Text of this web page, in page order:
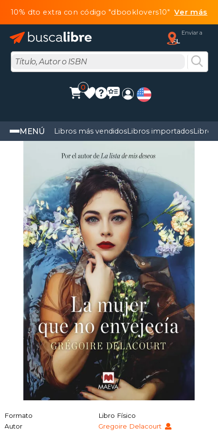
10% dto extra con código "dbooklovers10"Ver más
Enviar a
FL
0
MENÚ Libros más vendidosLibros importadosLibros
Formato
Libro Físico
Autor
Gregoire Delacourt